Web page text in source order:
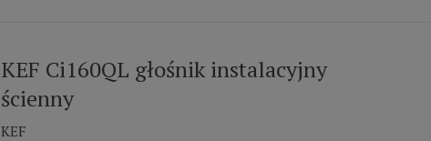
KEF Ci160QL głośnik instalacyjny
ścienny
KEF